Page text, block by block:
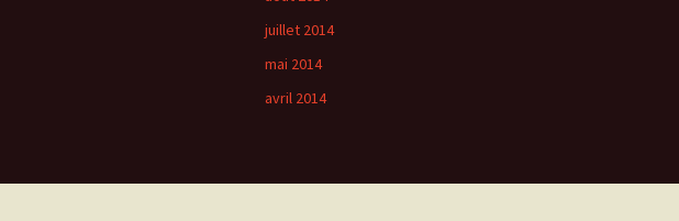
juillet 2014
mai 2014
avril 2014